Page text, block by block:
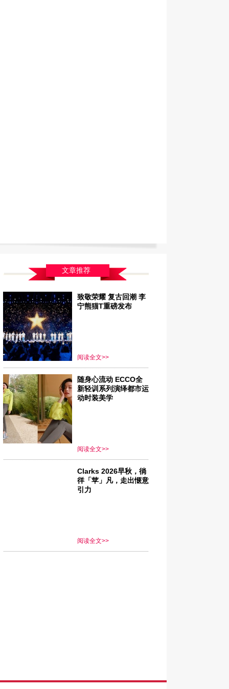
文章推荐
致敬荣耀 复古回潮 李
宁熊猫T重磅发布
阅读全文>>
随身心流动 ECCO全
新轻训系列演绎都市运
动时装美学
阅读全文>>
Clarks 2026早秋，徜
徉「苹」凡，走出惬意
引力
阅读全文>>